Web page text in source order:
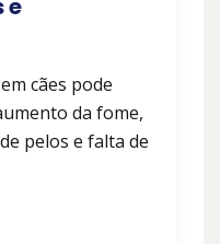
e
cães pode
da fome,
pelos e falta de